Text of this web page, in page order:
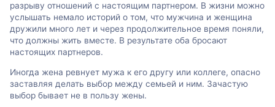
разрыву отношений с настоящим партнером. В жизни можно
услышать немало историй о том, что мужчина и женщина
дружили много лет и через продолжительное время поняли,
что должны жить вместе. В результате оба бросают
настоящих партнеров.
Иногда жена ревнует мужа к его другу или коллеге, опасно
заставляя делать выбор между семьей и ним. Зачастую
выбор бывает не в пользу жены.